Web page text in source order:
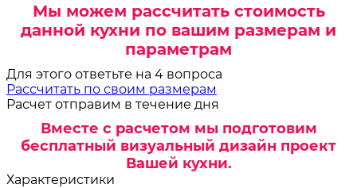
Мы можем рассчитать стоимость
данной кухни по вашим размерам и
параметрам
Для этого ответьте на 4 вопроса
Рассчитать по своим размерам
Расчет отправим в течение дня
Вместе с расчетом мы подготовим
бесплатный визуальный дизайн проект
Вашей кухни.
Характеристики